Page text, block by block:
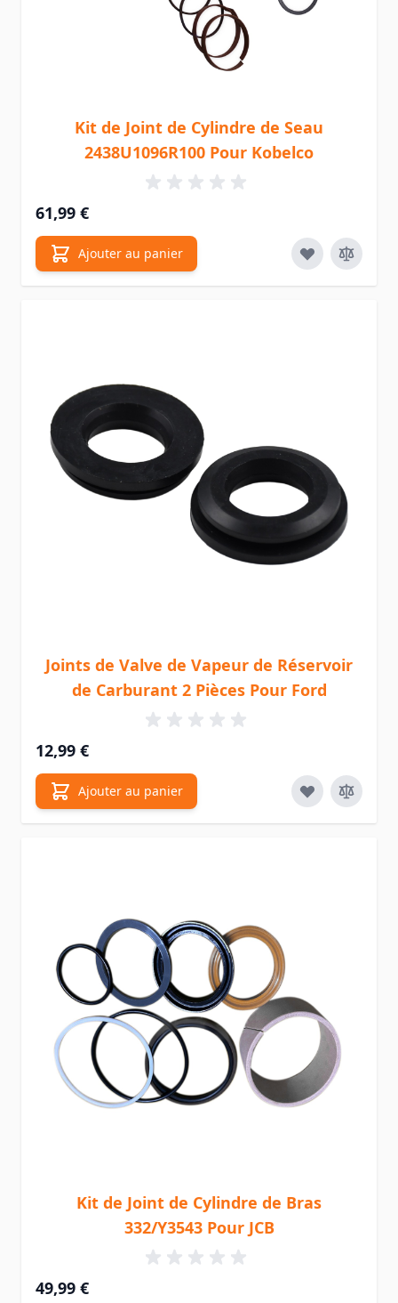
Kit de Joint de Cylindre de Seau
2438U1096R100 Pour Kobelco
61,99 €
Ajouter au panier
Joints de Valve de Vapeur de Réservoir
de Carburant 2 Pièces Pour Ford
12,99 €
Ajouter au panier
Kit de Joint de Cylindre de Bras
332/Y3543 Pour JCB
49,99 €